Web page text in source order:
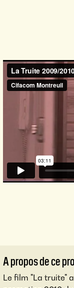
A propos de ce
Le film "La truite"